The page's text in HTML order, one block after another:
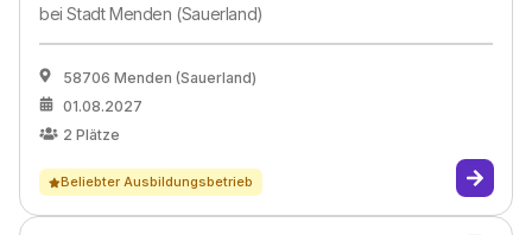
beiStadt Menden (Sauerland)
58706 Menden (Sauerland)
01.08.2027
2 Plätze
Beliebter Ausbildungsbetrieb